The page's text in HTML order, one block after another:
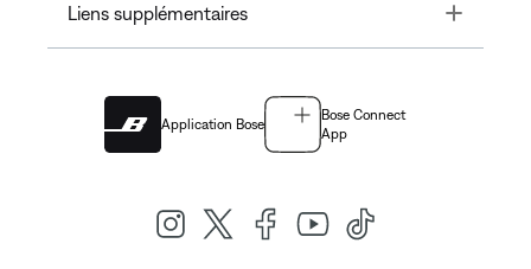
Liens supplémentaires Toggle
Application Bose
Bose Connect
App